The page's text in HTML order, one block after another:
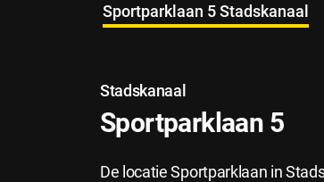
Sportparklaan 5 Stadskanaal
Sportparklaan 5
Stadskanaal
De locatie Sportparklaan in